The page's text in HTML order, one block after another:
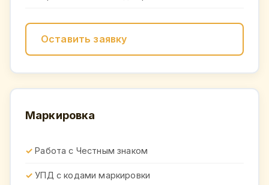
Оставить заявку
Маркировка
Работа с Честным знаком
УПД с кодами маркировки